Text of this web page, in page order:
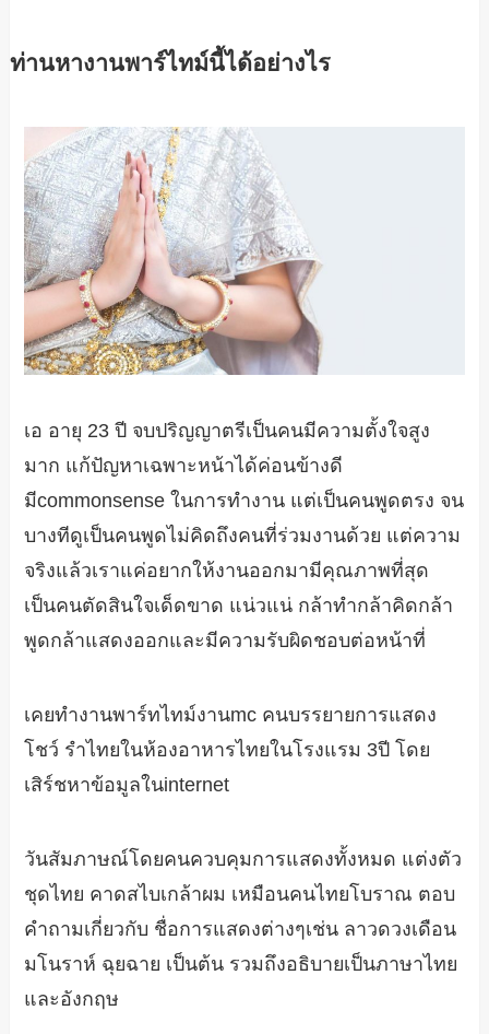
ท่านหางานพาร์ไทม์นี้ได้อย่างไร
เอ อายุ 23 ปี จบปริญญาตรีเป็นคนมีความตั้งใจสูง
มาก แก้ปัญหาเฉพาะหน้าได้ค่อนข้างดี
มีcommonsense ในการทำงาน แต่เป็นคนพูดตรง จน
บางทีดูเป็นคนพูดไม่คิดถึงคนที่ร่วมงานด้วย แต่ความ
จริงแล้วเราแค่อยากให้งานออกมามีคุณภาพที่สุด
เป็นคนตัดสินใจเด็ดขาด แน่วแน่ กล้าทำกล้าคิดกล้า
พูดกล้าแสดงออกและมีความรับผิดชอบต่อหน้าที่
เคยทำงานพาร์ทไทม์งานmc คนบรรยายการแสดง
โชว์ รำไทยในห้องอาหารไทยในโรงแรม 3ปี โดย
เสิร์ชหาข้อมูลในinternet
วันสัมภาษณ์โดยคนควบคุมการแสดงทั้งหมด แต่งตัว
ชุดไทย คาดสไบเกล้าผม เหมือนคนไทยโบราณ ตอบ
คำถามเกี่ยวกับ ชื่อการแสดงต่างๆเช่น ลาวดวงเดือน
มโนราห์ ฉุยฉาย เป็นต้น รวมถึงอธิบายเป็นภาษาไทย
และอังกฤษ